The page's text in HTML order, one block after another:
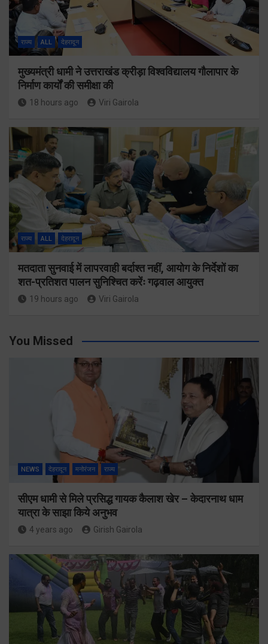
राज्य ALL देहरादून
मुख्यमंत्री धामी ने उत्तराखंड क्रीड़ा विश्वविद्यालय गौलापार के
निर्माण कार्यों की समीक्षा की
18 hours ago Viri Gairola
राज्य ALL देहरादून
मतदाता सुनवाई में लापरवाही बर्दाश्त नहीं, आयोग के निर्देशों का
शत-प्रतिशत पालन सुनिश्चित करेंः गढ़वाल आयुक्त
19 hours ago Viri Gairola
You Missed
NEWS देहरादून मनोरंजन राज्य
सीएम धामी से मिले प्रसिद्ध गायक कैलाश खेर – केदारनाथ धाम
यात्रा के साझा किये अनुभव
4 years ago Girish Gairola